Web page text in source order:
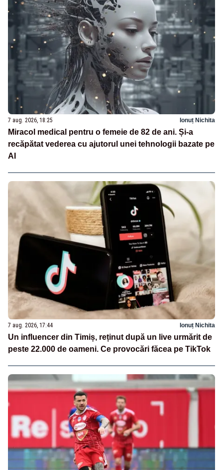
7 aug. 2026, 18:25 Ionuț Nichita
Miracol medical pentru o femeie de 82 de ani. Și-a
recăpătat vederea cu ajutorul unei tehnologii bazate pe
AI
7 aug. 2026, 17:44 Ionuț Nichita
Un influencer din Timiș, reținut după un live urmărit de
peste 22.000 de oameni. Ce provocări făcea pe TikTok